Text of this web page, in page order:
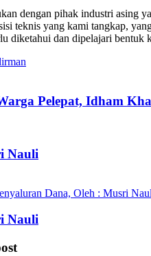
dengan pihak industri asing
teknis yang kami tangkap,
diketahui dan dipelajari bentuk
Pelepat, Idham
Nauli
Nauli